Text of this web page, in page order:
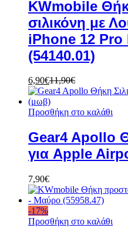
KWmobile
σιλικόνη με
iPhone 12
(54140.01)
6,90€11,90€
Προσθήκη στο καλάθι
Gear4 Apollo
για Apple
7,90€
-17%
Προσθήκη στο καλάθι